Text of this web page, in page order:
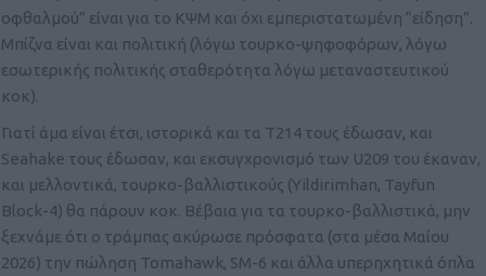
οφθαλμού” είναι για το ΚΨΜ και όχι εμπεριστατωμένη “είδηση”.
Μπίζνα είναι και πολιτική (λόγω τουρκο-ψηφοφόρων, λόγω
εσωτερικής πολιτικής σταθερότητα λόγω μεταναστευτικού
κοκ).
Γιατί άμα είναι έτσι, ιστορικά και τα T214 τους έδωσαν, και
Seahake τους έδωσαν, και εκσυγχρονισμό των U209 του έκαναν,
και μελλοντικά, τουρκο-βαλλιστικούς (Yildirimhan, Tayfun
Block-4) θα πάρουν κοκ. Βέβαια για τα τουρκο-βαλλιστικά, μην
ξεχνάμε ότι ο τράμπας ακύρωσε πρόσφατα (στα μέσα Μαίου
2026) την πώληση Tomahawk, SM-6 και άλλα υπερηχητικά όπλα